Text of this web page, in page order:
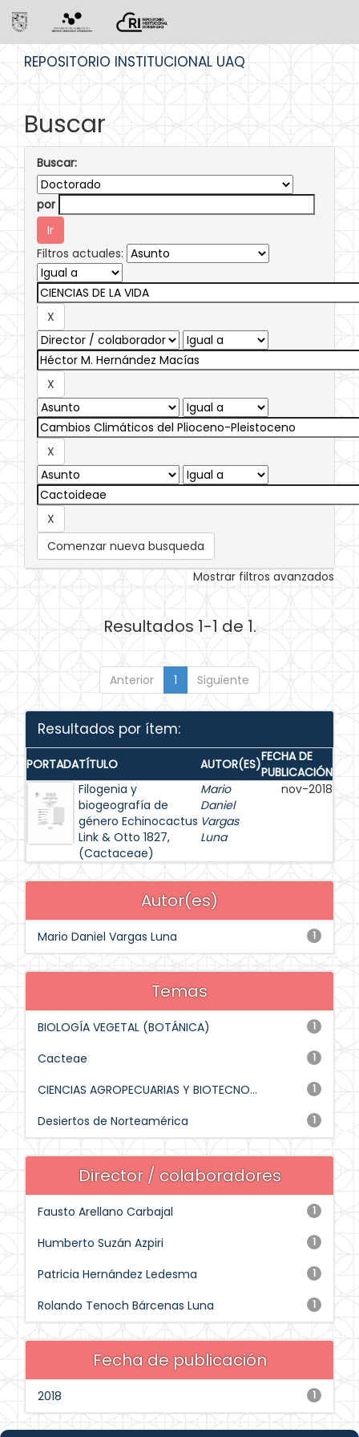
REPOSITORIO INSTITUCIONAL UAQ
Buscar
Buscar:
por
Filtros actuales:
Comenzar nueva busqueda
Mostrar filtros avanzados
Resultados 1-1 de 1.
Anterior 1 Siguiente
Resultados por ítem:
PORTADATÍTULO AUTOR(ES)FECHA DE
PUBLICACIÓN
Filogenia y
biogeografía de
género Echinocactus
Link & Otto 1827,
(Cactaceae)
Mario
Daniel
Vargas
Luna
nov-2018
Autor(es)
1
Mario Daniel Vargas Luna
Temas
1
BIOLOGÍA VEGETAL (BOTÁNICA)
1
Cacteae
1
CIENCIAS AGROPECUARIAS Y BIOTECNO...
1
Desiertos de Norteamérica
Director / colaboradores
1
Fausto Arellano Carbajal
1
Humberto Suzán Azpiri
1
Patricia Hernández Ledesma
1
Rolando Tenoch Bárcenas Luna
Fecha de publicación
1
2018